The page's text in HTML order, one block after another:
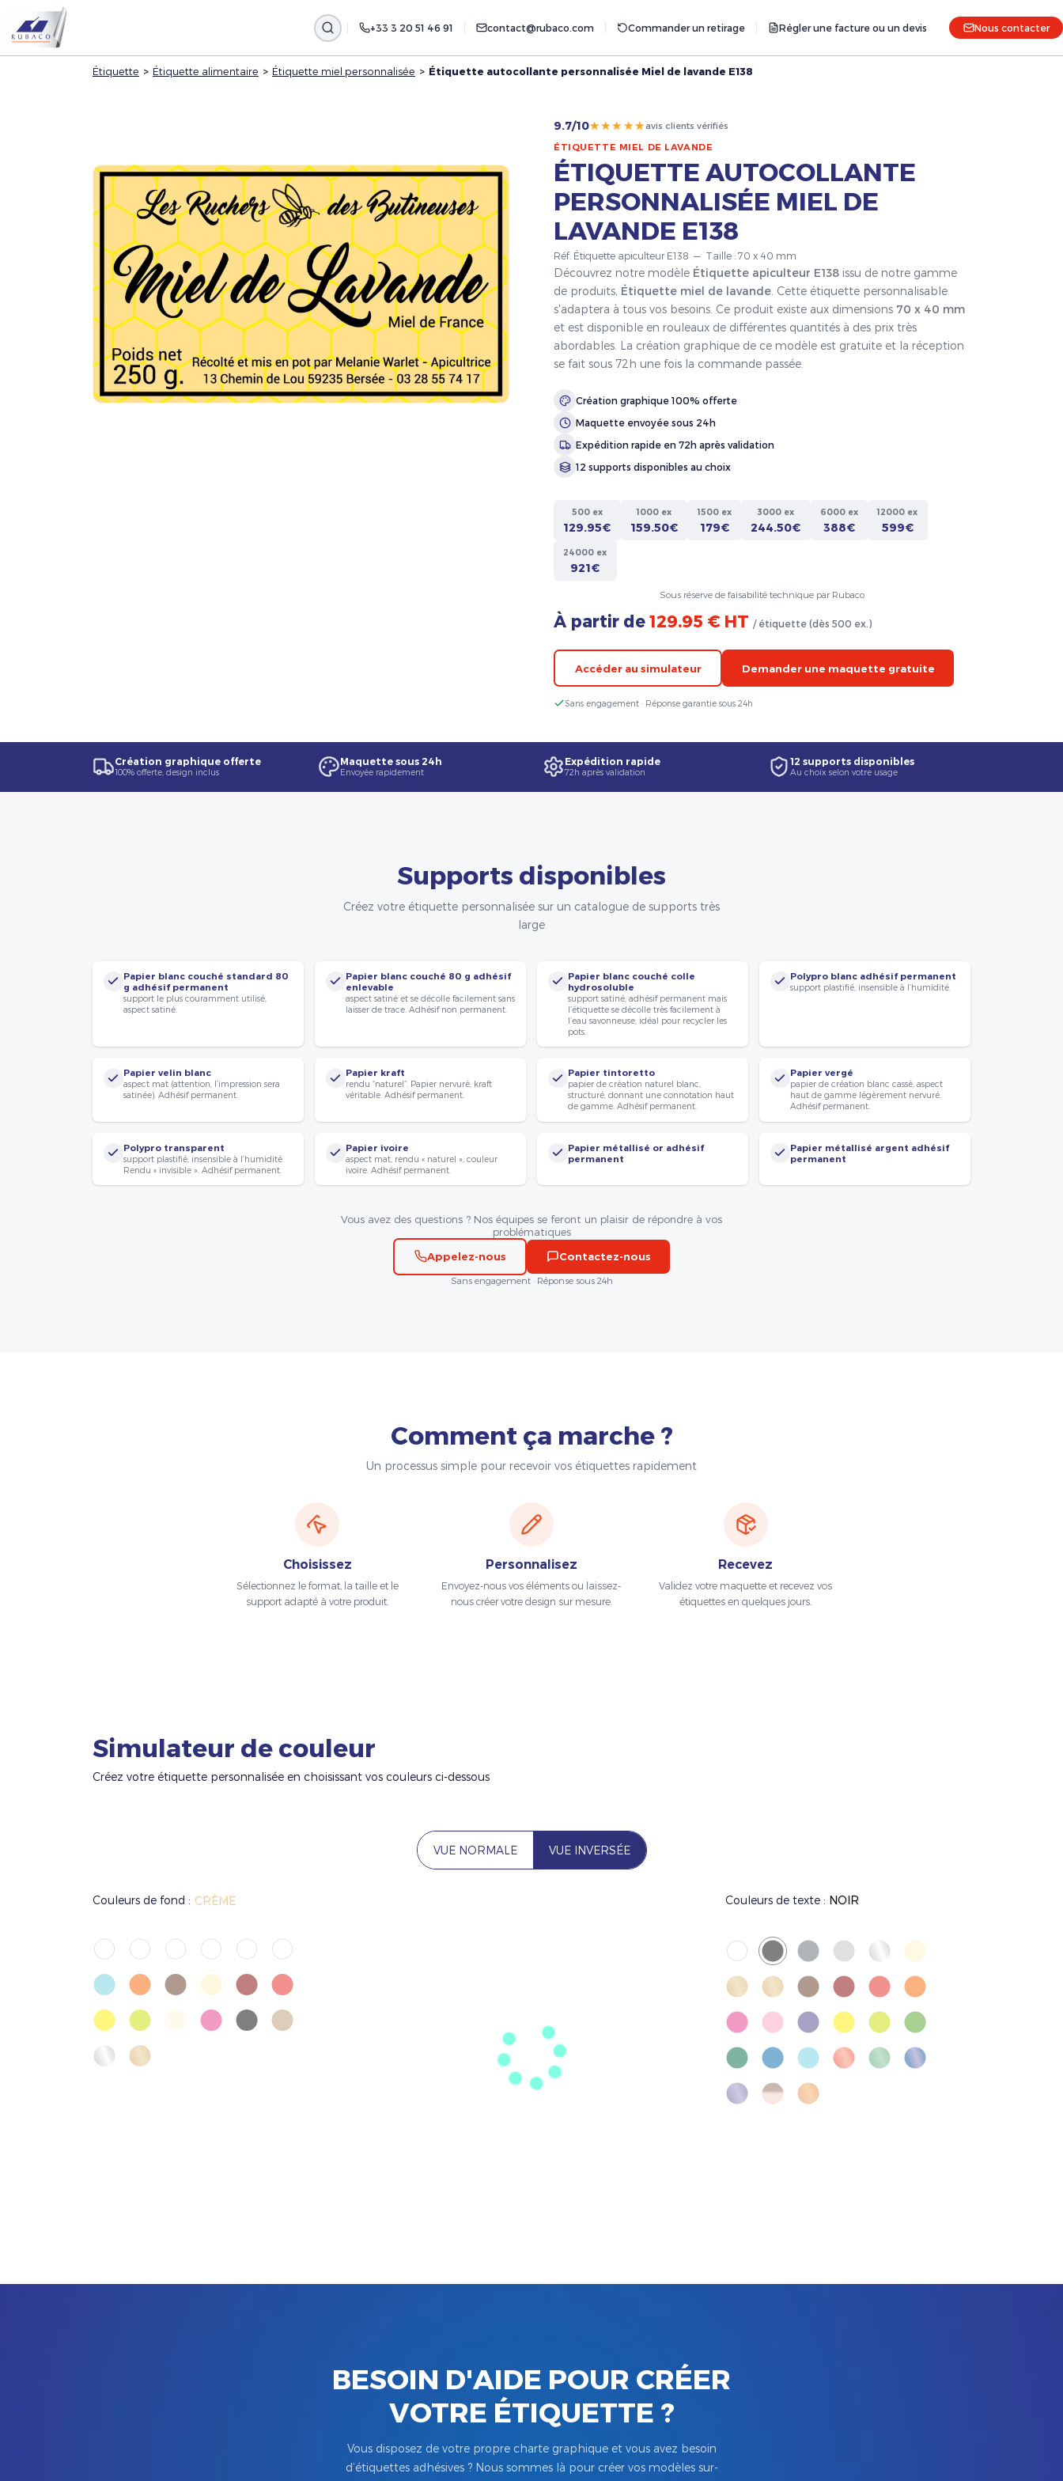
+33 3 20 51 46 91 contact@rubaco.com Commander un retirage Régler une facture ou un devis Nous contacter
Étiquette > Étiquette alimentaire > Étiquette miel personnalisée > Étiquette autocollante personnalisée Miel de lavande E138
9.7/10★★★★★avis clients vérifiés
ÉTIQUETTE MIEL DE LAVANDE
ÉTIQUETTE AUTOCOLLANTE
PERSONNALISÉE MIEL DE
LAVANDE E138
Réf. Étiquette apiculteur E138 — Taille : 70 x 40 mm
Découvrez notre modèle Étiquette apiculteur E138 issu de notre gamme
de produits, Étiquette miel de lavande . Cette étiquette personnalisable
s'adaptera à tous vos besoins. Ce produit existe aux dimensions 70 x 40 mm
et est disponible en rouleaux de différentes quantités à des prix très
abordables. La création graphique de ce modèle est gratuite et la réception
se fait sous 72h une fois la commande passée.
Création graphique 100% offerte
Maquette envoyée sous 24h
Expédition rapide en 72h après validation
12 supports disponibles au choix
500 ex
129.95€
1000 ex
159.50€
1500 ex
179€
3000 ex
244.50€
6000 ex
388€
12000 ex
599€
24000 ex
921€
Sous réserve de faisabilité technique par Rubaco
À partir de 129.95 € HT / étiquette (dès 500 ex.)
Accéder au simulateur Demander une maquette gratuite
Sans engagement · Réponse garantie sous 24h
Création graphique offerte
100% offerte, design inclus
Maquette sous 24h
Envoyée rapidement
Expédition rapide
72h après validation
12 supports disponibles
Au choix selon votre usage
Supports disponibles
Créez votre étiquette personnalisée sur un catalogue de supports très
large
Papier blanc couché standard 80
g adhésif permanent
support le plus couramment utilisé,
aspect satiné.
Papier blanc couché 80 g adhésif
enlevable
aspect satiné et se décolle facilement sans
laisser de trace. Adhésif non permanent.
Papier blanc couché colle
hydrosoluble
support satiné, adhésif permanent mais
l’étiquette se décolle très facilement à
l’eau savonneuse, idéal pour recycler les
pots.
Polypro blanc adhésif permanent
support plastifié, insensible à l’humidité.
Papier velin blanc
aspect mat (attention, l’impression sera
satinée). Adhésif permanent.
Papier kraft
rendu “naturel”. Papier nervuré, kraft
véritable. Adhésif permanent.
Papier tintoretto
papier de création naturel blanc,
structuré, donnant une connotation haut
de gamme. Adhésif permanent.
Papier vergé
papier de création blanc cassé, aspect
haut de gamme légèrement nervuré.
Adhésif permanent.
Polypro transparent
support plastifié, insensible à l’humidité.
Rendu « invisible ». Adhésif permanent.
Papier ivoire
aspect mat, rendu « naturel », couleur
ivoire. Adhésif permanent.
Papier métallisé or adhésif
permanent
Papier métallisé argent adhésif
permanent
Vous avez des questions ? Nos équipes se feront un plaisir de répondre à vos
problématiques
Appelez-nous
Contactez-nous
Sans engagement · Réponse sous 24h
Comment ça marche ?
Un processus simple pour recevoir vos étiquettes rapidement
Choisissez
Sélectionnez le format, la taille et le
support adapté à votre produit.
Personnalisez
Envoyez-nous vos éléments ou laissez-
nous créer votre design sur mesure.
Recevez
Validez votre maquette et recevez vos
étiquettes en quelques jours.
Simulateur de couleur
Créez votre étiquette personnalisée en choisissant vos couleurs ci-dessous
VUE NORMALE VUE INVERSÉE
Couleurs de fond : CRÈME Couleurs de texte : NOIR
BESOIN D'AIDE POUR CRÉER
VOTRE ÉTIQUETTE ?
Vous disposez de votre propre charte graphique et vous avez besoin
d’étiquettes adhésives ? Nous sommes là pour créer vos modèles sur-